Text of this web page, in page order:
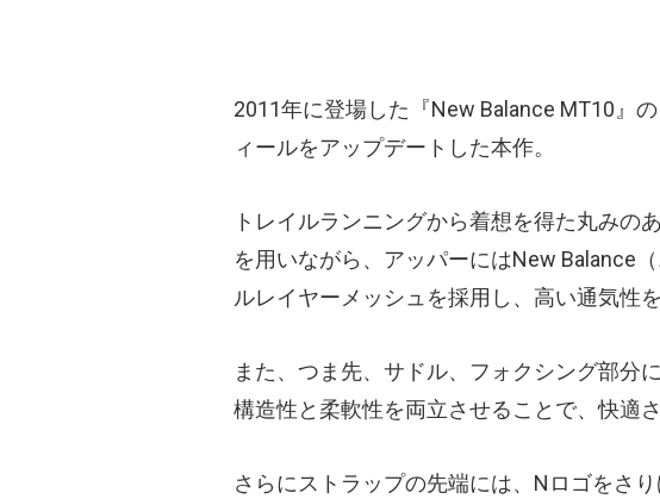
2011年に登場した『New Balance MT10』
ィールをアップデートした本作。
トレイルランニングから着想を得た丸みの
を用いながら、アッパーにはNew Balance
ルレイヤーメッシュを採用し、高い通気性を
また、つま先、サドル、フォクシング部分
構造性と柔軟性を両立させることで、快適
さらにストラップの先端には、Nロゴをさ